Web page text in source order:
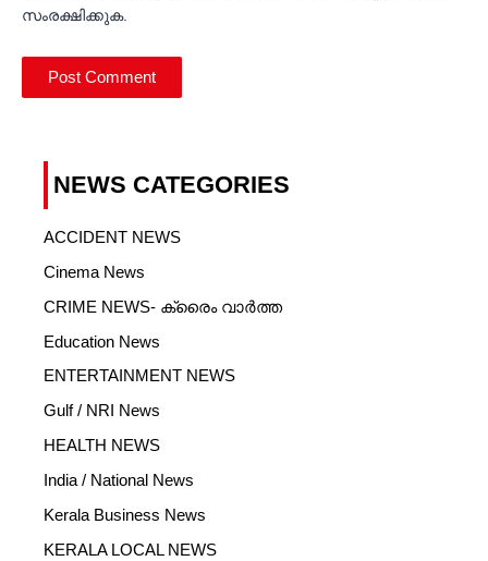
സംരക്ഷിക്കുക.
NEWS CATEGORIES
ACCIDENT NEWS
Cinema News
CRIME NEWS- ക്രൈം വാർത്ത
Education News
ENTERTAINMENT NEWS
Gulf / NRI News
HEALTH NEWS
India / National News
Kerala Business News
KERALA LOCAL NEWS